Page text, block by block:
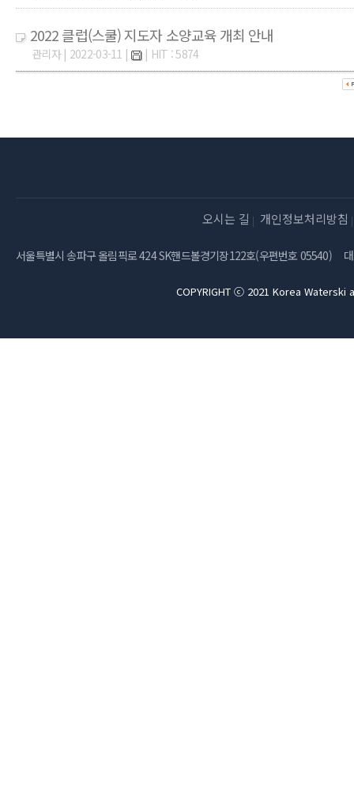
2022 클럽(스쿨) 지도자 소양교육 개최 안내
관리자 | 2022-03-11 | | HIT : 5874
오시는 길 개인정보처리방침
서울특별시 송파구 올림픽로 424 SK핸드볼경기장122호(우편번호 05540)
COPYRIGHT ⓒ 2021 Korea Waterski